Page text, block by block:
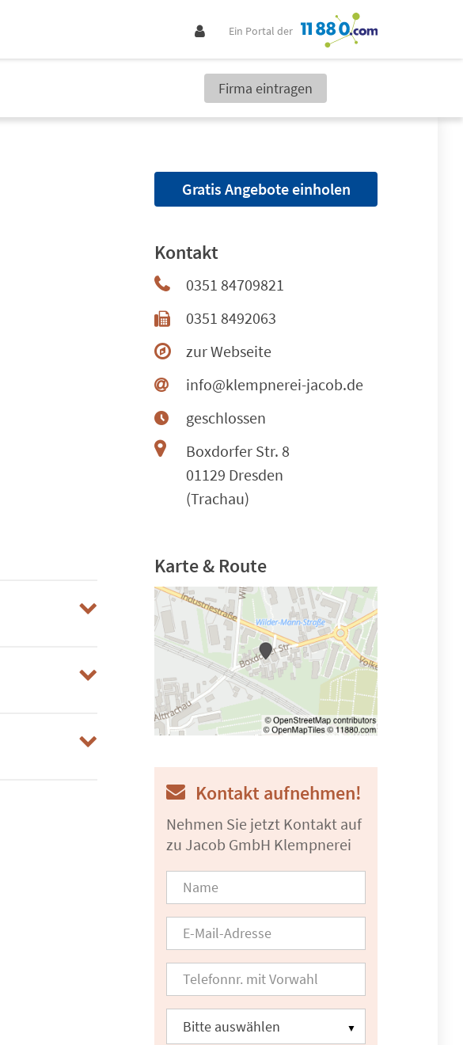
Ein Portal der
Firma eintragen
Gratis Angebote einholen
Kontakt
0351 84709821
0351 8492063
zur Webseite
info@klempnerei-jacob.de
geschlossen
Boxdorfer Str. 8
01129 Dresden
(Trachau)
Karte & Route
Kontakt aufnehmen!
Nehmen Sie jetzt Kontakt auf
zu Jacob GmbH Klempnerei